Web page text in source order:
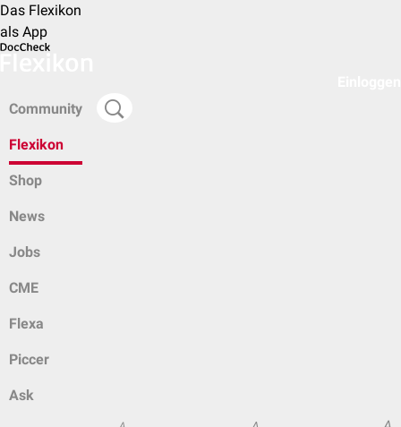
Das Flexikon
als App
Community
Flexikon
Shop
News
Jobs
CME
Flexa
Piccer
Ask